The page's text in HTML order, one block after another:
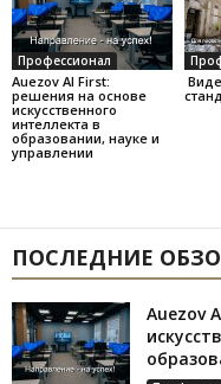
Профессионал
Auezov AI First:
решения на основе
искусственного
интеллекта в
образовании, науке и
управлении
ПОСЛЕДНИЕ
Auezov